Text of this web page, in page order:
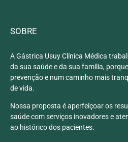
SOBRE
A Gástrica Usuy Clínica Médica
da sua saúde e da sua família,
prevenção e num caminho mais
de vida.
Nossa proposta é aperfeiçoar os
saúde com serviços inovadores e
ao histórico dos pacientes.